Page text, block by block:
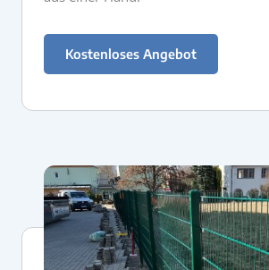
Kostenloses Angebot